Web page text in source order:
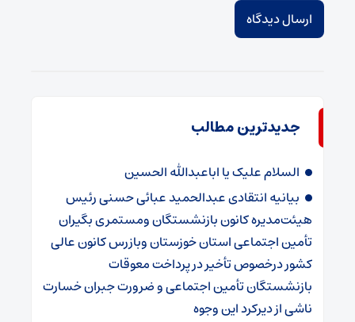
جدیدترین مطالب
السلام علیک یا اباعبدالله الحسین
بیانیه انتقادی عبدالحمید عبائی حسنی رئیس
هیئت‌مدیره کانون بازنشستگان ومستمری بگیران
تأمین اجتماعی استان خوزستان وبازرس کانون عالی
کشور درخصوص تأخیر در پرداخت معوقات
بازنشستگان تأمین اجتماعی و ضرورت جبران خسارت
ناشی از دیرکرد این وجوه